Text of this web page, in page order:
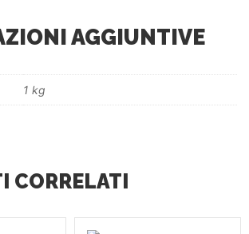
AGGIUNTIVE
1 kg
CORRELATI